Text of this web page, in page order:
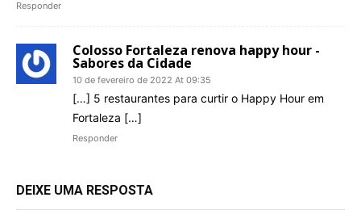
Responder
Colosso Fortaleza renova happy hour -
Sabores da Cidade
10 de fevereiro de 2022 At 09:35
[…] 5 restaurantes para curtir o Happy Hour em
Fortaleza […]
Responder
DEIXE UMA RESPOSTA